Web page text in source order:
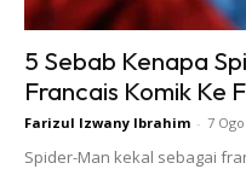
“Dalam perjalanan
pekerja dengan
dan pelbagai,” katanya
5 Sebab Kenapa
Francais Komik Ke
Farizul Izwany Ibrahim - 7
Spider-Man kekal sebagai